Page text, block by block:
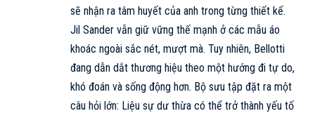
sẽ nhận ra tâm huyết của anh trong từng thiết kế.
Jil Sander vẫn giữ vững thế mạnh ở các mẫu áo
khoác ngoài sắc nét, mượt mà. Tuy nhiên, Bellotti
đang dẫn dắt thương hiệu theo một hướng đi tự do,
khó đoán và sống động hơn. Bộ sưu tập đặt ra một
câu hỏi lớn: Liệu sự dư thừa có thể trở thành yếu tố